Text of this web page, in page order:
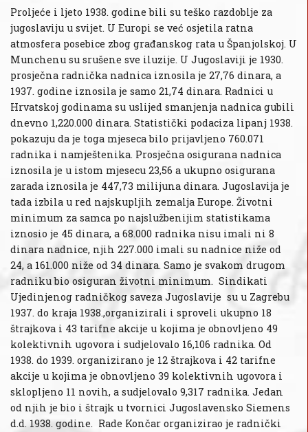
Proljeće i ljeto 1938. godine bili su teško razdoblje za
jugoslaviju u svijet. U Europi se već osjetila ratna
atmosfera posebice zbog građanskog rata u Španjolskoj. U
Munchenu su srušene sve iluzije. U Jugoslaviji je 1930.
prosječna radnička nadnica iznosila je 27,76 dinara, a
1937. godine iznosila je samo 21,74 dinara. Radnici u
Hrvatskoj godinama su uslijed smanjenja nadnica gubili
dnevno 1,220.000 dinara. Statistički podaciza lipanj 1938.
pokazuju da je toga mjeseca bilo prijavljeno 760.071
radnika i namještenika. Prosječna osigurana nadnica
iznosila je u istom mjesecu 23,56 a ukupno osigurana
zarada iznosila je 447,73 milijuna dinara. Jugoslavija je
tada izbila u red najskupljih zemalja Europe. Životni
minimum za samca po najslužbenijim statistikama
iznosio je 45 dinara, a 68.000 radnika nisu imali ni 8
dinara nadnice, njih 227.000 imali su nadnice niže od
24, a 161.000 niže od 34 dinara. Samo je svakom drugom
radniku bio osiguran životni minimum. Sindikati
Ujedinjenog radničkog saveza Jugoslavije su u Zagrebu
1937. do kraja 1938.,organizirali i sproveli ukupno 18
štrajkova i 43 tarifne akcije u kojima je obnovljeno 49
kolektivnih ugovora i sudjelovalo 16,106 radnika. Od
1938. do 1939. organizirano je 12 štrajkova i 42 tarifne
akcije u kojima je obnovljeno 39 kolektivnih ugovora i
sklopljeno 11 novih, a sudjelovalo 9,317 radnika. Jedan
od njih je bio i štrajk u tvornici Jugoslavensko Siemens
d.d. 1938. godine. Rade Končar organizirao je radnički